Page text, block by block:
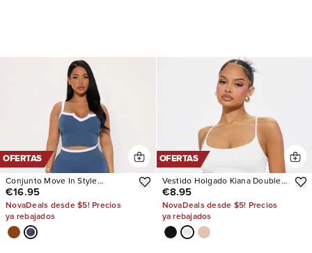
OFERTAS
Conjunto Move In Style
Seamless Legging
€16.95
NovaDeals desde $5! Precios
ya rebajados
OFERTAS
Vestido Holgado Kiana Double
Lined Jersey
€8.95
NovaDeals desde $5! Precios
ya rebajados